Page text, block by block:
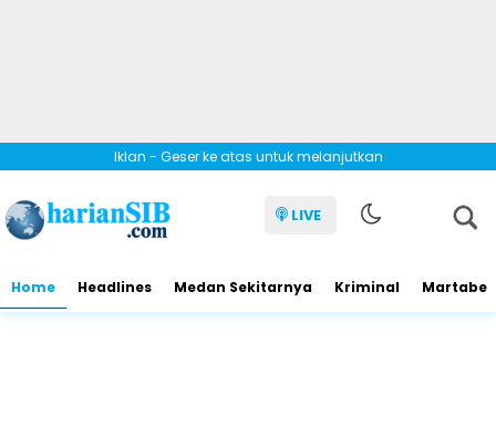
Iklan - Geser ke atas untuk melanjutkan
LIVE
Home Headlines Medan Sekitarnya Kriminal Martabe